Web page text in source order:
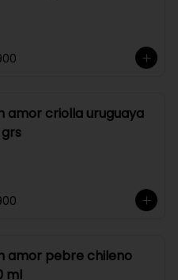
amor criolla uruguaya
grs
amor pebre chileno
ml